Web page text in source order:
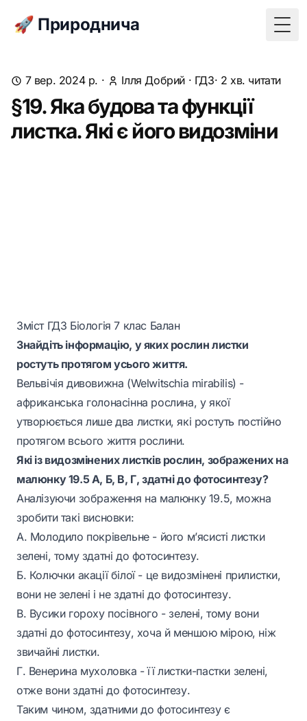
🚀 Природнича
7 вер. 2024 р. · Ілля Добрий · ГДЗ· 2 хв. читати
§19. Яка будова та функції
листка. Які є його видозміни
Зміст ГДЗ Біологія 7 клас Балан
Знайдіть інформацію, у яких рослин листки
ростуть протягом усього життя.
Вельвічія дивовижна (Welwitschia mirabilis) -
африканська голонасінна рослина, у якої
утворюється лише два листки, які ростуть постійно
протягом всього життя рослини.
Які із видозмінених листків рослин, зображених на
малюнку 19.5 А, Б, В, Г, здатні до фотосинтезу?
Аналізуючи зображення на малюнку 19.5, можна
зробити такі висновки:
А. Молодило покрівельне - його м’ясисті листки
зелені, тому здатні до фотосинтезу.
Б. Колючки акації білої - це видозмінені прилистки,
вони не зелені і не здатні до фотосинтезу.
В. Вусики гороху посівного - зелені, тому вони
здатні до фотосинтезу, хоча й меншою мірою, ніж
звичайні листки.
Г. Венерина мухоловка - її листки-пастки зелені,
отже вони здатні до фотосинтезу.
Таким чином, здатними до фотосинтезу є